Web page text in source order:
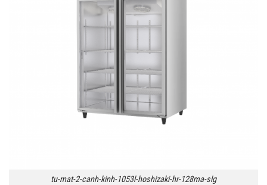
tu-mat-2-canh-kinh-1053l-hoshizaki-hr-128ma-slg